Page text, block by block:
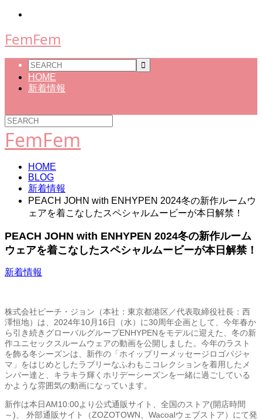
FemFem
HOME
新着情報
FemFem
HOME
BLOG
新着情報
PEACH JOHN with ENHYPEN 2024冬の新作ルームウ
ェアを着こなしたスペシャルムービーが本日解禁！
PEACH JOHN with ENHYPEN 2024冬の新作ルーム
ウェアを着こなしたスペシャルムービーが本日解禁！
新着情報
株式会社ピーチ・ジョン（本社：東京都港区／代表取締役社長：西
澤恒地）は、2024年10月16日（水）に30周年企画として、今年春か
ら引き続きグローバルグループENHYPENをモデルに迎えた、冬の新
作ユニセックスルームウェアの動画を公開しました。今年のラスト
を飾る冬シーズンは、新作の「ホイップリーメッセージロゴパジャ
マ」をはじめとしたラブリーなふわもこコレクションを着用したメ
ンバー達と、キラキラ輝くホリデーシーズンを一緒に過ごしている
かような雰囲気の動画になっています。
新作は本日AM10:00より公式通販サイト、全国のストア(開店時間
～)、 外部通販サイト（ZOZOTOWN、Wacoalウェブストア）にて発